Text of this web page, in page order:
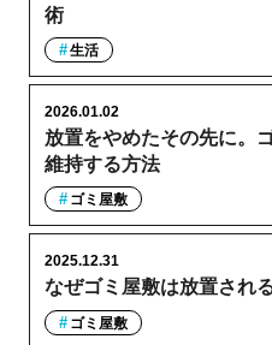
術
生活
放置をやめたその先に。
維持する方法
2026.01.02
ゴミ屋敷
なぜゴミ屋敷は放置され
2025.12.31
ゴミ屋敷